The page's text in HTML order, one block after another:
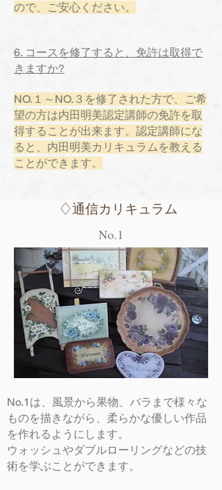
ので、ご安心ください。
6. コースを修了すると、免許は取得で
きますか?
NO.１～NO.３を修了された方で、ご希
望の方は内田明美認定講師の免許を取
得することが出来ます。認定講師にな
ると、内田明美カリキュラムを教える
ことができます。
♢通信カリキュラム
No.1
No.1は、風景から果物、バラまで様々な
ものを描きながら、柔らかな優しい作品
を作れるようにします。
​ウォッシュやダブルローリングなどの技
術を学ぶことができます。